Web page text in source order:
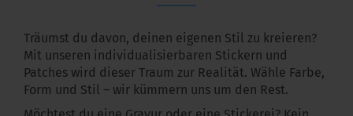
Träumst du davon, deinen eigenen Stil zu kreieren?
Mit unseren individualisierbaren Stickern und
Patches wird dieser Traum zur Realität. Wähle Farbe,
Form und Stil – wir kümmern uns um den Rest.